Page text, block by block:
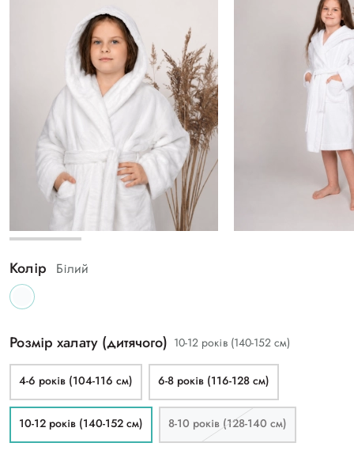
Колір Білий
Розмір халату (дитячого) 10-12 років (140-152 см)
4-6 років (104-116 см) 6-8 років (116-128 см)
10-12 років (140-152 см) 8-10 років (128-140 см)